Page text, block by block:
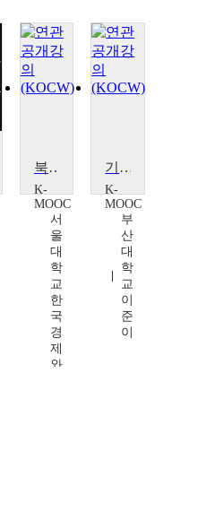
북한의 농업
K-
MOOC
서
울
대
학
교
한
국
경
제
와
기후변화와 지속가능발전
K-
MOOC
부
산
대
학
교
이
준
이